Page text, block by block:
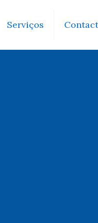
Serviços